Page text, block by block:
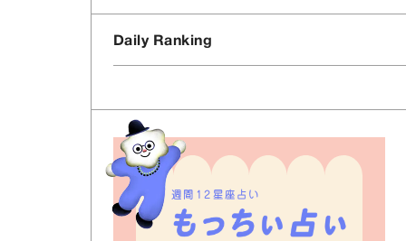
Daily Ranking
週間12星座占い